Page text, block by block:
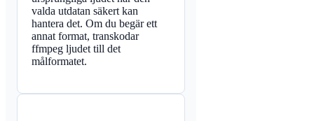
valda utdatan säkert kan
hantera det. Om du begär ett
annat format, transkodar
ffmpeg ljudet till det
målformatet.